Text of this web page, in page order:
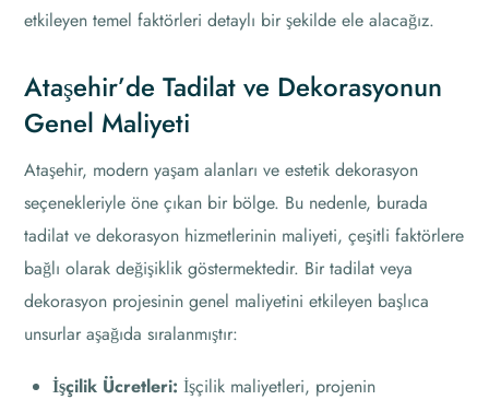
etkileyen temel faktörleri detaylı bir şekilde ele alacağız.
Ataşehir’de Tadilat ve Dekorasyonun
Genel Maliyeti
Ataşehir, modern yaşam alanları ve estetik dekorasyon
seçenekleriyle öne çıkan bir bölge. Bu nedenle, burada
tadilat ve dekorasyon hizmetlerinin maliyeti, çeşitli faktörlere
bağlı olarak değişiklik göstermektedir. Bir tadilat veya
dekorasyon projesinin genel maliyetini etkileyen başlıca
unsurlar aşağıda sıralanmıştır:
İşçilik Ücretleri: İşçilik maliyetleri, projenin